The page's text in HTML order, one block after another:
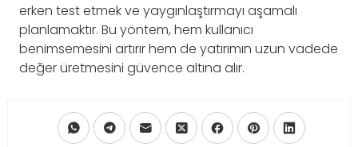
erken test etmek ve yaygınlaştırmayı aşamalı
planlamaktır. Bu yöntem, hem kullanıcı
benimsemesini artırır hem de yatırımın uzun vadede
değer üretmesini güvence altına alır.